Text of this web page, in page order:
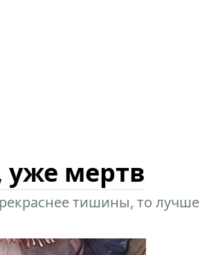
уже мертв
тишины, то лучше